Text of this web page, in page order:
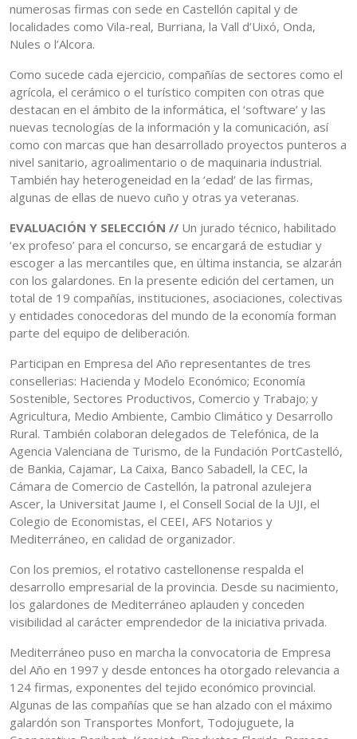
numerosas firmas con sede en Castellón capital y de
localidades como Vila-real, Burriana, la Vall d’Uixó, Onda,
Nules o l’Alcora.
Como sucede cada ejercicio, compañías de sectores como el
agrícola, el cerámico o el turístico compiten con otras que
destacan en el ámbito de la informática, el ‘software’ y las
nuevas tecnologías de la información y la comunicación, así
como con marcas que han desarrollado proyectos punteros a
nivel sanitario, agroalimentario o de maquinaria industrial.
También hay heterogeneidad en la ‘edad’ de las firmas,
algunas de ellas de nuevo cuño y otras ya veteranas.
EVALUACIÓN Y SELECCIÓN // Un jurado técnico, habilitado
‘ex profeso’ para el concurso, se encargará de estudiar y
escoger a las mercantiles que, en última instancia, se alzarán
con los galardones. En la presente edición del certamen, un
total de 19 compañías, instituciones, asociaciones, colectivas
y entidades conocedoras del mundo de la economía forman
parte del equipo de deliberación.
Participan en Empresa del Año representantes de tres
consellerias: Hacienda y Modelo Económico; Economía
Sostenible, Sectores Productivos, Comercio y Trabajo; y
Agricultura, Medio Ambiente, Cambio Climático y Desarrollo
Rural. También colaboran delegados de Telefónica, de la
Agencia Valenciana de Turismo, de la Fundación PortCastelló,
de Bankia, Cajamar, La Caixa, Banco Sabadell, la CEC, la
Cámara de Comercio de Castellón, la patronal azulejera
Ascer, la Universitat Jaume I, el Consell Social de la UJI, el
Colegio de Economistas, el CEEI, AFS Notarios y
Mediterráneo, en calidad de organizador.
Con los premios, el rotativo castellonense respalda el
desarrollo empresarial de la provincia. Desde su nacimiento,
los galardones de Mediterráneo aplauden y conceden
visibilidad al carácter emprendedor de la iniciativa privada.
Mediterráneo puso en marcha la convocatoria de Empresa
del Año en 1997 y desde entonces ha otorgado relevancia a
124 firmas, exponentes del tejido económico provincial.
Algunas de las compañías que se han alzado con el máximo
galardón son Transportes Monfort, Todojuguete, la